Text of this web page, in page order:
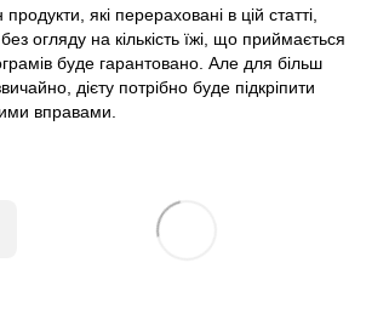
які перераховані в цій статті,
огляду на кількість їжі, що приймається
буде гарантовано. Але для більш
дієту потрібно буде підкріпити
вправами.